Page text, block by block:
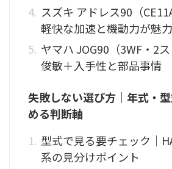
スズキ アドレス90（
軽快な加速と機動力が魅力
ヤマハ JOG90（3WF・2
俊敏＋入手性と部品事情
失敗しない選び方｜年式・
める判断軸
型式で見る要チェック｜
系の見分けポイント